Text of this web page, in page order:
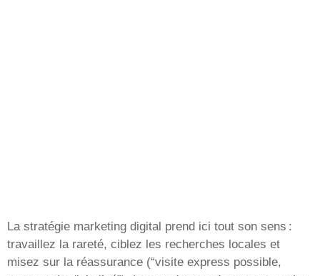
La stratégie marketing digital prend ici tout son sens :
travaillez la rareté, ciblez les recherches locales et
misez sur la réassurance (“visite express possible,